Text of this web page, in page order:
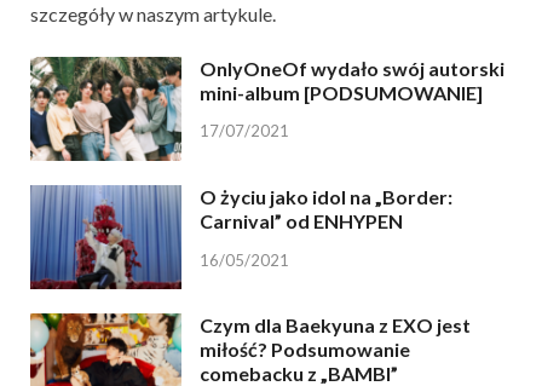
szczegóły w naszym artykule.
OnlyOneOf wydało swój autorski
mini-album [PODSUMOWANIE]
17/07/2021
O życiu jako idol na „Border:
Carnival” od ENHYPEN
16/05/2021
Czym dla Baekyuna z EXO jest
miłość? Podsumowanie
comebacku z „BAMBI”